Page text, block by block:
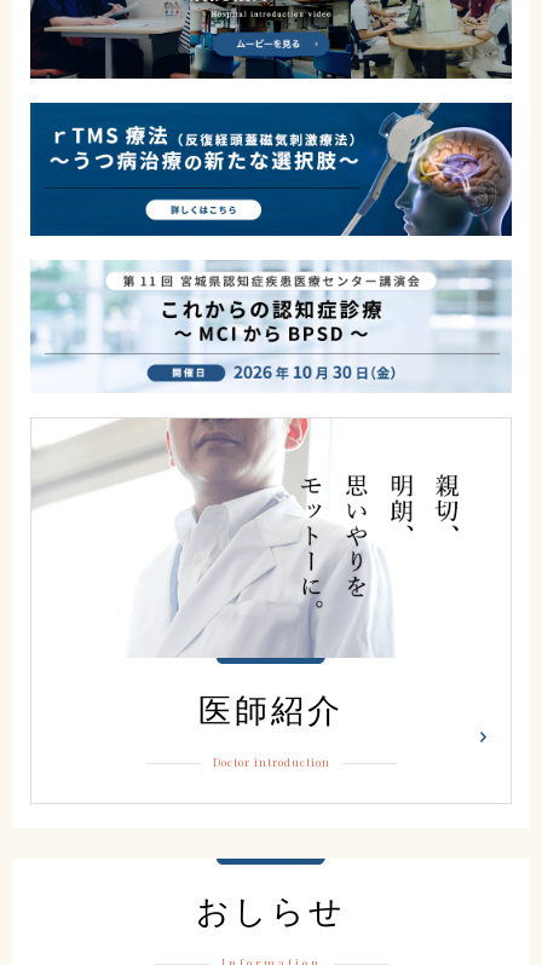
地図 電話 お問合せ
医師紹介
Doctor introduction
おしらせ